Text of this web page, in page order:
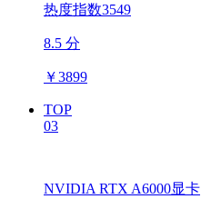
热度指数3549
8.5 分
￥3899
TOP
03
NVIDIA RTX A6000显卡